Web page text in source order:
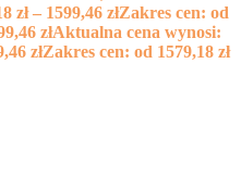
zł – 1599,46 złZakres cen: od
złAktualna cena wynosi:
złZakres cen: od 1579,18 zł